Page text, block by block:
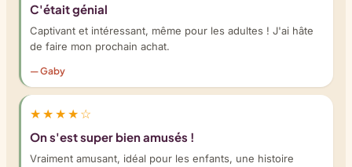
C'était génial
Captivant et intéressant, même pour les adultes ! J'ai hâte
de faire mon prochain achat.
— Gaby
★★★★☆
On s'est super bien amusés !
Vraiment amusant, idéal pour les enfants, une histoire